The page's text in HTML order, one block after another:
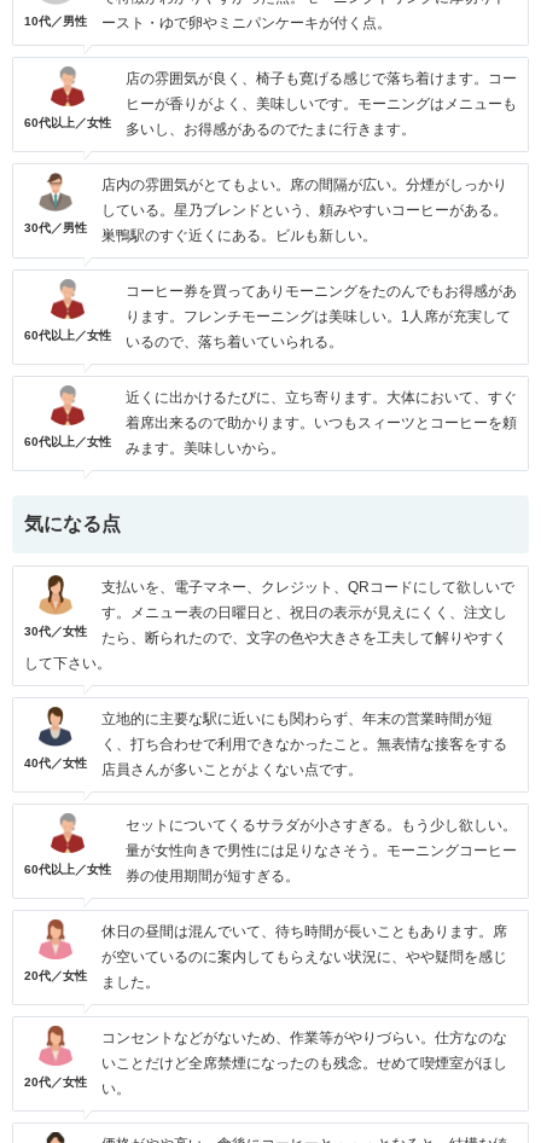
10代／男性
ースト・ゆで卵やミニパンケーキが付く点。
60代以上／女性
店の雰囲気が良く、椅子も寛げる感じで落ち着けます。コー
ヒーが香りがよく、美味しいです。モーニングはメニューも
多いし、お得感があるのでたまに行きます。
30代／男性
店内の雰囲気がとてもよい。席の間隔が広い。分煙がしっかり
している。星乃ブレンドという、頼みやすいコーヒーがある。
巣鴨駅のすぐ近くにある。ビルも新しい。
60代以上／女性
コーヒー券を買ってありモーニングをたのんでもお得感があ
ります。フレンチモーニングは美味しい。1人席が充実して
いるので、落ち着いていられる。
60代以上／女性
近くに出かけるたびに、立ち寄ります。大体において、すぐ
着席出来るので助かります。いつもスィーツとコーヒーを頼
みます。美味しいから。
気になる点
30代／女性
支払いを、電子マネー、クレジット、QRコードにして欲しいで
す。メニュー表の日曜日と、祝日の表示が見えにくく、注文し
たら、断られたので、文字の色や大きさを工夫して解りやすく
して下さい。
40代／女性
立地的に主要な駅に近いにも関わらず、年末の営業時間が短
く、打ち合わせで利用できなかったこと。無表情な接客をする
店員さんが多いことがよくない点です。
60代以上／女性
セットについてくるサラダが小さすぎる。もう少し欲しい。
量が女性向きで男性には足りなさそう。モーニングコーヒー
券の使用期間が短すぎる。
20代／女性
休日の昼間は混んでいて、待ち時間が長いこともあります。席
が空いているのに案内してもらえない状況に、やや疑問を感じ
ました。
20代／女性
コンセントなどがないため、作業等がやりづらい。仕方なのな
いことだけど全席禁煙になったのも残念。せめて喫煙室がほし
い。